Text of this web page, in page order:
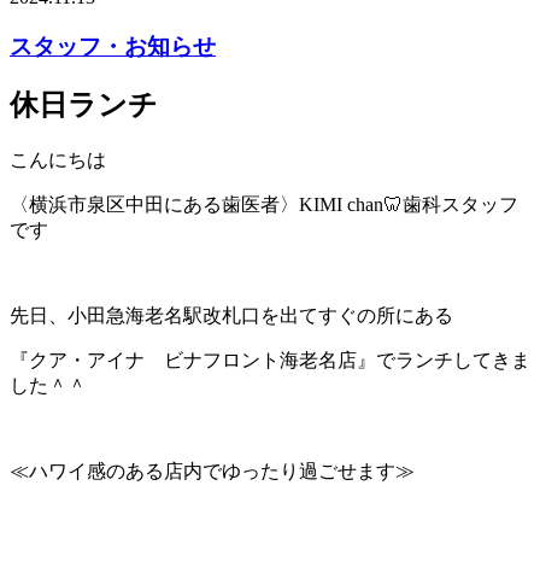
スタッフ・お知らせ
休日ランチ
こんにちは
〈横浜市泉区中田にある歯医者〉KIMI chan🦷歯科スタッフ
です
先日、小田急海老名駅改札口を出てすぐの所にある
『クア・アイナ ビナフロント海老名店』でランチしてきま
した＾＾
≪ハワイ感のある店内でゆったり過ごせます≫